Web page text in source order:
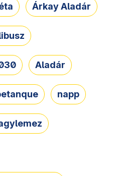
Árkay Aladár
Aladár
napp